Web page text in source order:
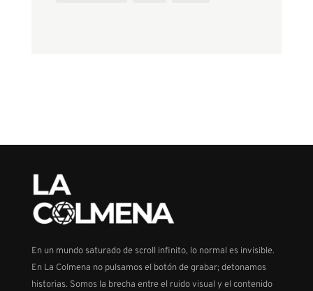
En un mundo saturado de scroll infinito, lo normal es invisible.
En La Colmena no pulsamos el botón de grabar; detonamos
historias. Somos la brecha entre el ruido visual y el contenido